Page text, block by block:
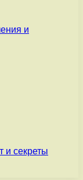
и
и секреты